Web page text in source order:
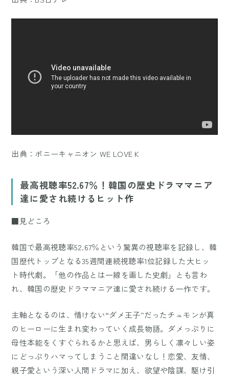
出典： ポニーキャニオン WE LOVE K
最高視聴率52.67％！韓国の歴史ドラママニア
達に愛され続けるヒット作
■見どころ
韓国で最高視聴率52.67％という驚異の視聴率を記録し、韓
国歴代トップとなる35週間連続視聴率1位記録した大ヒッ
ト時代劇。「他の作品とは一線を画した史劇」とも言わ
れ、韓国の歴史ドラママニア達に愛され続ける一作です。
主軸となるのは、情けない“ダメ王子”だったチュモンが真
のヒーローに生まれ変わっていく成長物語。ダメっぷりに
母性本能をくすぐられるかと思えば、男らしく凛々しい姿
にどっぷりハマってしまうこと間違いなし！恋愛、友情、
親子愛という深い人間ドラマに加え、欲望や陰謀、駆け引